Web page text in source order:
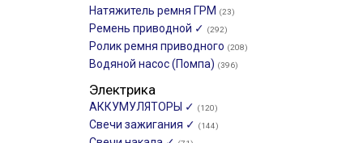
Натяжитель ремня ГРМ (23)
Ремень приводной ✓ (292)
Ролик ремня приводного (208)
Водяной насос (Помпа) (396)
Электрика
АККУМУЛЯТОРЫ ✓ (120)
Свечи зажигания ✓ (144)